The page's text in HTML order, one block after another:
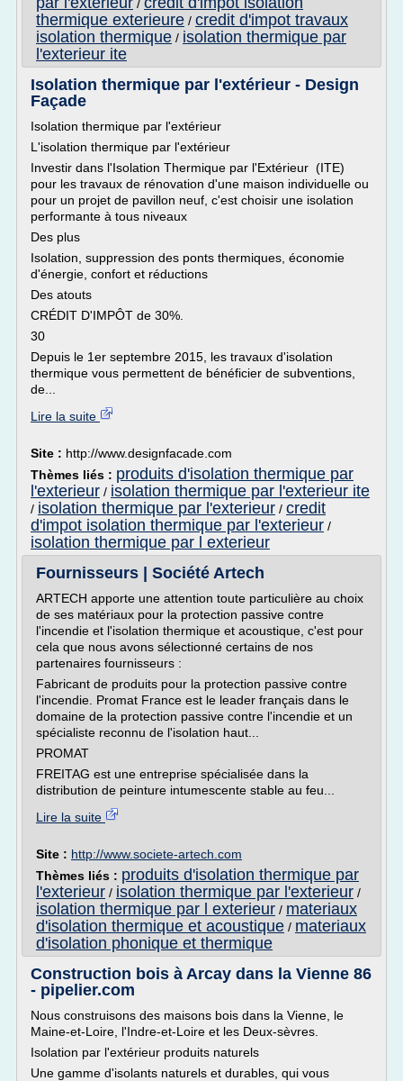
/
thermique exterieure / credit d'impot travaux
isolation thermique / isolation thermique par
l'exterieur ite
Isolation thermique par l'extérieur - Design
Façade
Isolation thermique par l'extérieur
L'isolation thermique par l'extérieur
Investir dans l'Isolation Thermique par l'Extérieur (ITE)
pour les travaux de rénovation d'une maison individuelle ou
pour un projet de pavillon neuf, c'est choisir une isolation
performante à tous niveaux
Des plus
Isolation, suppression des ponts thermiques, économie
d'énergie, confort et réductions
Des atouts
CRÉDIT D'IMPÔT de 30%.
30
Depuis le 1er septembre 2015, les travaux d'isolation
thermique vous permettent de bénéficier de subventions,
de...
Lire la suite
Site : http://www.designfacade.com
Thèmes liés : produits d'isolation thermique par
l'exterieur / isolation thermique par l'exterieur ite
/ isolation thermique par l'exterieur / credit
d'impot isolation thermique par l'exterieur /
isolation thermique par l exterieur
Fournisseurs | Société Artech
ARTECH apporte une attention toute particulière au choix
de ses matériaux pour la protection passive contre
l'incendie et l'isolation thermique et acoustique, c'est pour
cela que nous avons sélectionné certains de nos
partenaires fournisseurs :
Fabricant de produits pour la protection passive contre
l'incendie. Promat France est le leader français dans le
domaine de la protection passive contre l'incendie et un
spécialiste reconnu de l'isolation haut...
PROMAT
FREITAG est une entreprise spécialisée dans la
distribution de peinture intumescente stable au feu...
Lire la suite
Site : http://www.societe-artech.com
Thèmes liés : produits d'isolation thermique par
l'exterieur / isolation thermique par l'exterieur /
isolation thermique par l exterieur / materiaux
d'isolation thermique et acoustique / materiaux
d'isolation phonique et thermique
Construction bois à Arcay dans la Vienne 86
- pipelier.com
Nous construisons des maisons bois dans la Vienne, le
Maine-et-Loire, l'Indre-et-Loire et les Deux-sèvres.
Isolation par l'extérieur produits naturels
Une gamme d'isolants naturels et durables, qui vous